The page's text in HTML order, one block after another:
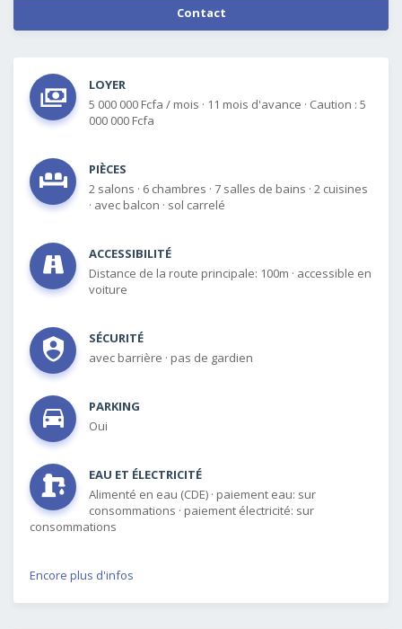
Contact
LOYER
5 000 000 Fcfa / mois · 11 mois d'avance · Caution : 5
000 000 Fcfa
PIÈCES
2 salons · 6 chambres · 7 salles de bains · 2 cuisines
· avec balcon · sol carrelé
ACCESSIBILITÉ
Distance de la route principale: 100m · accessible en
voiture
SÉCURITÉ
avec barrière · pas de gardien
PARKING
Oui
EAU ET ÉLECTRICITÉ
Alimenté en eau (CDE) · paiement eau: sur
consommations · paiement électricité: sur
consommations
Encore plus d'infos